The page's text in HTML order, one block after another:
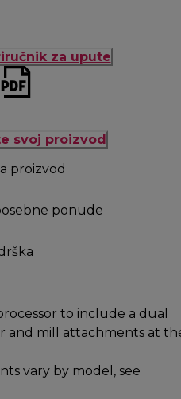
za upute
svoj proizvod
proizvod
ponude
to include a dual
and mill attachments at
vary by model, see